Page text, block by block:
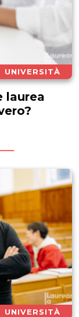
UNIVERSITÀ
laurea
UNIVERSITÀ